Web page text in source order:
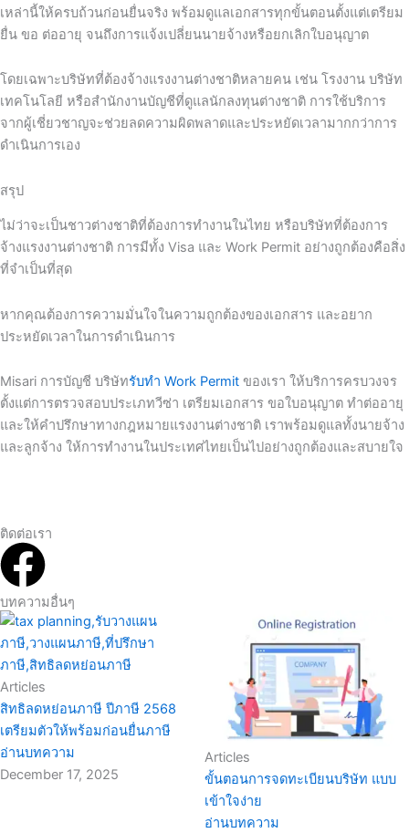
เหล่านี้ให้ครบถ้วนก่อนยื่นจริง พร้อมดูแลเอกสารทุกขั้นตอนตั้งแต่เตรียม
ยื่น ขอ ต่ออายุ จนถึงการแจ้งเปลี่ยนนายจ้างหรือยกเลิกใบอนุญาต
โดยเฉพาะบริษัทที่ต้องจ้างแรงงานต่างชาติหลายคน เช่น โรงงาน บริษัท
เทคโนโลยี หรือสำนักงานบัญชีที่ดูแลนักลงทุนต่างชาติ การใช้บริการ
จากผู้เชี่ยวชาญจะช่วยลดความผิดพลาดและประหยัดเวลามากกว่าการ
ดำเนินการเอง
สรุป
ไม่ว่าจะเป็นชาวต่างชาติที่ต้องการทำงานในไทย หรือบริษัทที่ต้องการ
จ้างแรงงานต่างชาติ การมีทั้ง Visa และ Work Permit อย่างถูกต้องคือสิ่ง
ที่จำเป็นที่สุด
หากคุณต้องการความมั่นใจในความถูกต้องของเอกสาร และอยาก
ประหยัดเวลาในการดำเนินการ
Misari การบัญชี บริษัทรับทำ Work Permit ของเรา ให้บริการครบวงจร
ตั้งแต่การตรวจสอบประเภทวีซ่า เตรียมเอกสาร ขอใบอนุญาต ทำต่ออายุ
และให้คำปรึกษาทางกฎหมายแรงงานต่างชาติ เราพร้อมดูแลทั้งนายจ้าง
และลูกจ้าง ให้การทำงานในประเทศไทยเป็นไปอย่างถูกต้องและสบายใจ
ติดต่อเรา
F
a
c
e
b
o
บทความอื่นๆ
Articles
สิทธิลดหย่อนภาษี ปีภาษี 2568
เตรียมตัวให้พร้อมก่อนยื่นภาษี
อ่านบทความ
December 17, 2025
Articles
ขั้นตอนการจดทะเบียนบริษัท แบบ
เข้าใจง่าย
อ่านบทความ